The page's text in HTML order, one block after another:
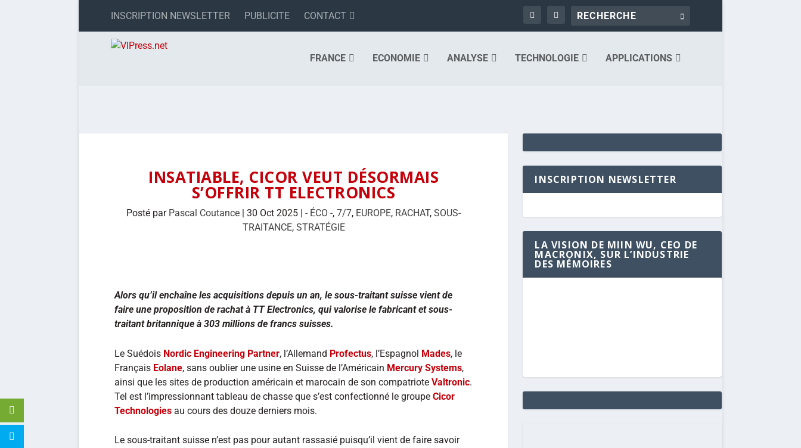
INSCRIPTION NEWSLETTER PUBLICITE CONTACT
FRANCE ECONOMIE ANALYSE TECHNOLOGIE APPLICATIONS
INSATIABLE, CICOR VEUT DÉSORMAIS
S’OFFRIR TT ELECTRONICS
Posté par Pascal Coutance |30 Oct 2025 |- ÉCO -,7/7, EUROPE, RACHAT,SOUS-
TRAITANCE, STRATÉGIE
Alors qu’il enchaîne les acquisitions depuis un an, le sous-traitant suisse vient de
faire une proposition de rachat à TT Electronics, qui valorise le fabricant et sous-
traitant britannique à 303 millions de francs suisses.
Le Suédois Nordic Engineering Partner, l’Allemand Profectus, l’Espagnol Mades, le
Français Eolane, sans oublier une usine en Suisse de l’Américain Mercury Systems,
ainsi que les sites de production américain et marocain de son compatriote Valtronic.
Tel est l’impressionnant tableau de chasse que s’est confectionné le groupe Cicor
Technologies au cours des douze derniers mois.
Le sous-traitant suisse n’est pas pour autant rassasié puisqu’il vient de faire savoir
INSCRIPTION NEWSLETTER
LA VISION DE MIIN WU, CEO DE
MACRONIX, SUR L’INDUSTRIE
DES MÉMOIRES